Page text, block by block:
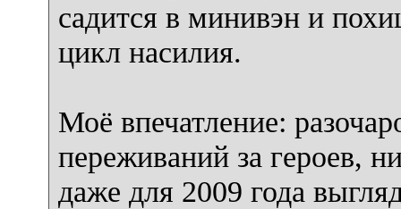
садится в минивэн и
цикл насилия.
Моё впечатление:
переживаний за героев,
даже для 2009 года